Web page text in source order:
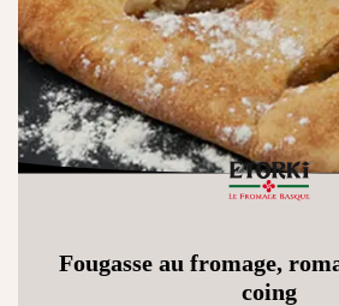
Fougasse au fromage,
coing